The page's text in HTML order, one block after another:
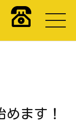
ます！